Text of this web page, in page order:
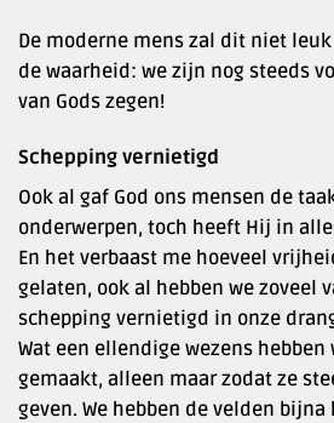
De moderne mens zal dit niet
de waarheid: we zijn nog steeds
van Gods zegen!
Schepping vernietigd
Ook al gaf God ons mensen de
onderwerpen, toch heeft Hij in
En het verbaast me hoeveel
gelaten, ook al hebben we zoveel
schepping vernietigd in onze
Wat een ellendige wezens hebben
gemaakt, alleen maar zodat ze
geven. We hebben de velden